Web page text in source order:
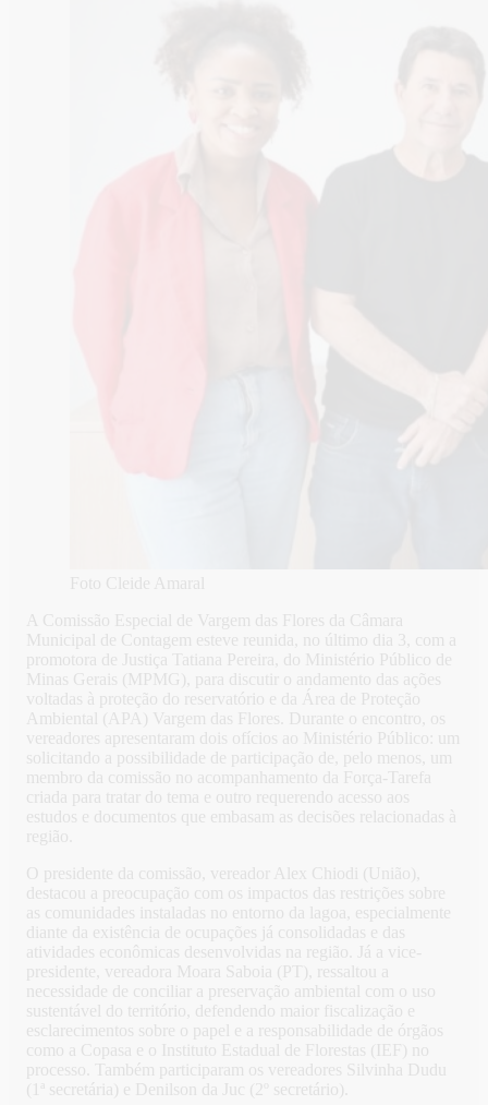
Foto Cleide Amaral
A Comissão Especial de Vargem das Flores da Câmara
Municipal de Contagem esteve reunida, no último dia 3, com a
promotora de Justiça Tatiana Pereira, do Ministério Público de
Minas Gerais (MPMG), para discutir o andamento das ações
voltadas à proteção do reservatório e da Área de Proteção
Ambiental (APA) Vargem das Flores. Durante o encontro, os
vereadores apresentaram dois ofícios ao Ministério Público: um
solicitando a possibilidade de participação de, pelo menos, um
membro da comissão no acompanhamento da Força-Tarefa
criada para tratar do tema e outro requerendo acesso aos
estudos e documentos que embasam as decisões relacionadas à
região.
O presidente da comissão, vereador Alex Chiodi (União),
destacou a preocupação com os impactos das restrições sobre
as comunidades instaladas no entorno da lagoa, especialmente
diante da existência de ocupações já consolidadas e das
atividades econômicas desenvolvidas na região. Já a vice-
presidente, vereadora Moara Saboia (PT), ressaltou a
necessidade de conciliar a preservação ambiental com o uso
sustentável do território, defendendo maior fiscalização e
esclarecimentos sobre o papel e a responsabilidade de órgãos
como a Copasa e o Instituto Estadual de Florestas (IEF) no
processo. Também participaram os vereadores Silvinha Dudu
(1ª secretária) e Denilson da Juc (2º secretário).